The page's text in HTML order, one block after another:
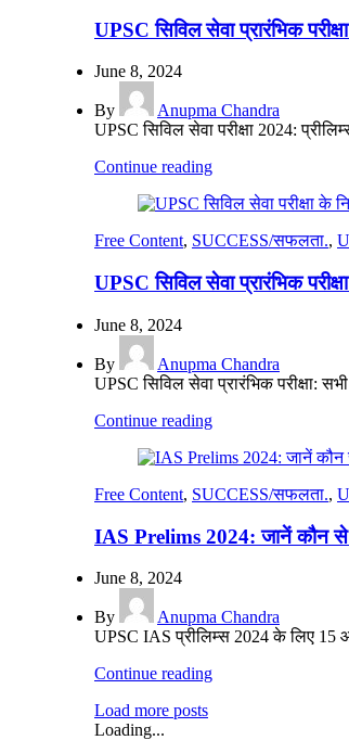
UPSC सिविल सेवा प्रारंभिक
June 8, 2024
By
Anupma Chandra
UPSC सिविल सेवा परीक्षा 2024:
Continue reading
Free Content, SUCCESS/सफलता.,
UPSC सिविल सेवा प्रारंभिक
June 8, 2024
By
Anupma Chandra
UPSC सिविल सेवा प्रारंभिक परीक्षा:
Continue reading
Free Content, SUCCESS/सफलता.,
IAS Prelims 2024: जानें कौन
June 8, 2024
By
Anupma Chandra
UPSC IAS प्रीलिम्स 2024 के लिए 15
Continue reading
Load more posts
Loading...